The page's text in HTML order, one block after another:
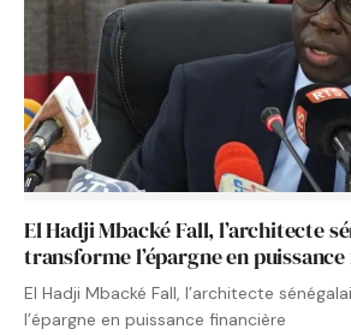
El Hadji Mbacké Fall, l’architecte
transforme l’épargne en
El Hadji Mbacké Fall, l’architecte
l’épargne en puissance financière